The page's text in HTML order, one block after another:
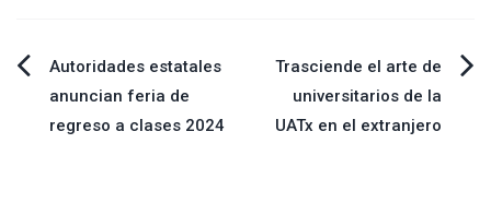
Navegación
de
Autoridades estatales
anuncian feria de
regreso a clases 2024
Trasciende el arte de
universitarios de la
UATx en el extranjero